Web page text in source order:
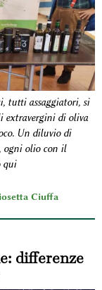
tutti assaggiatori, si
extravergini di oliva
Un diluvio di
ogni olio con il
qui
Ciuffa
differenze